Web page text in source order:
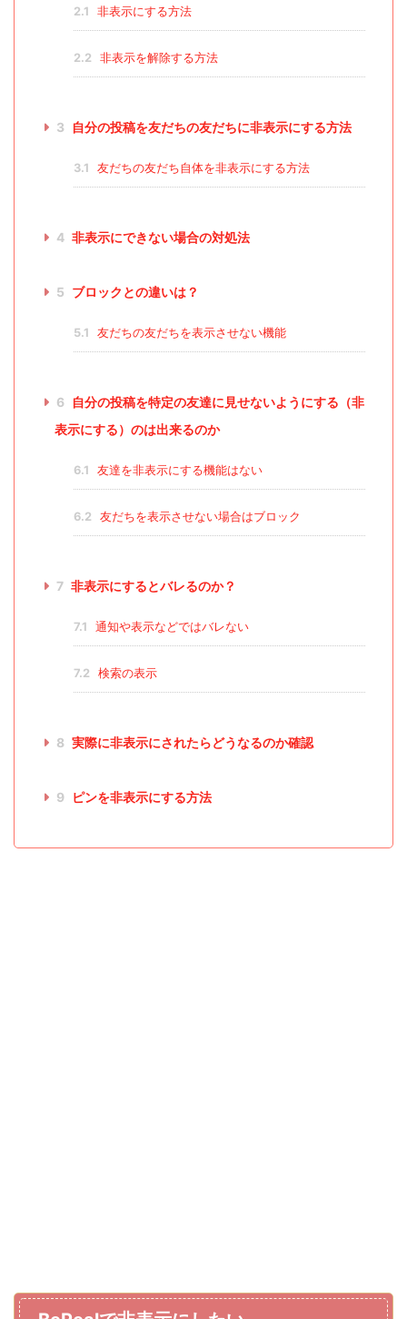
2.1 非表示にする方法
2.2 非表示を解除する方法
3 自分の投稿を友だちの友だちに非表示にする方法
3.1 友だちの友だち自体を非表示にする方法
4 非表示にできない場合の対処法
5 ブロックとの違いは？
5.1 友だちの友だちを表示させない機能
6
自分の投稿を特定の友達に見せないようにする（非
表示にする）のは出来るのか
6.1 友達を非表示にする機能はない
6.2 友だちを表示させない場合はブロック
7 非表示にするとバレるのか？
7.1 通知や表示などではバレない
7.2 検索の表示
8 実際に非表示にされたらどうなるのか確認
9 ピンを非表示にする方法